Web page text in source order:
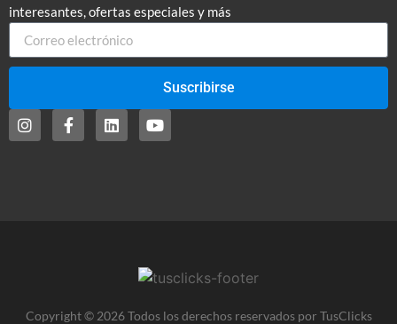
interesantes, ofertas especiales y más
Suscribirse
Copyright © 2026 Todos los derechos reservados por TusClicks